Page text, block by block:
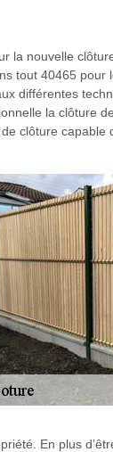
la nouvelle
tout 40465 pour
différentes
la clôture
clôture capable
En plus